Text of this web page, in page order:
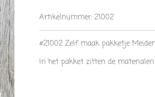
Artikelnummer: 21002
#21002 Zelf maak pakketje
In het pakket zitten de materialen